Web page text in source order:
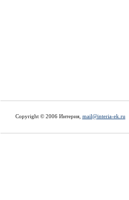
Copyright © 2006 Интерия, mail@interia-ek.ru